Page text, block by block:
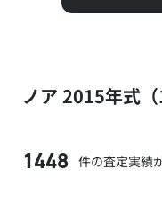
ノア 2015年式
1448 件の査定実績